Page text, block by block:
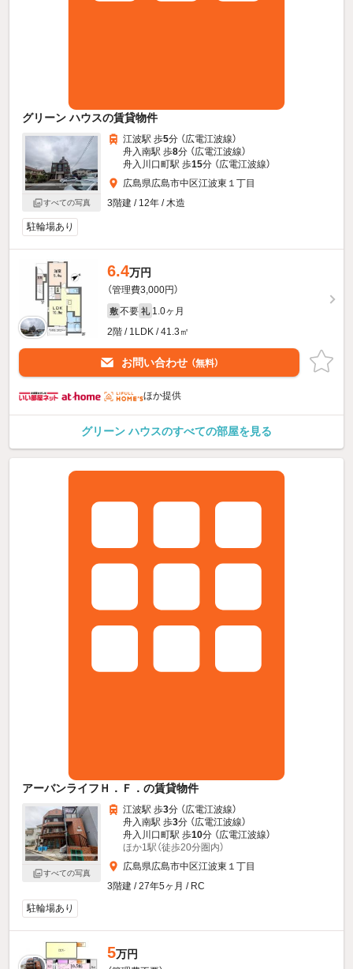
グリーン ハウスの賃貸物件
すべての写真
江波駅 歩5分 （広電江波線）
舟入南駅 歩8分 （広電江波線）
舟入川口町駅 歩15分 （広電江波線）
広島県広島市中区江波東１丁目
3階建 / 12年 / 木造
駐輪場あり
6.4万円
（管理費3,000円）
敷 不要 礼 1.0ヶ月
2階 / 1LDK / 41.3㎡
お問い合わせ （無料）
ほか提供
グリーン ハウスのすべての部屋を見る
アーバンライフＨ．Ｆ．の賃貸物件
すべての写真
江波駅 歩3分 （広電江波線）
舟入南駅 歩3分 （広電江波線）
舟入川口町駅 歩10分 （広電江波線）
ほか1駅（徒歩20分圏内）
広島県広島市中区江波東１丁目
3階建 / 27年5ヶ月 / RC
駐輪場あり
5万円